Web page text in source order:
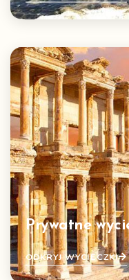
Prywatne
ODKRYJ WYCIECZKI